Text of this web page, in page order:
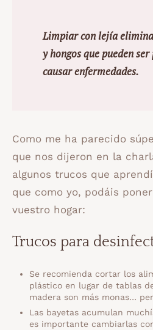
Limpiar con lejía
y hongos que pueden
causar enfermedades.
Como me ha parecido
que nos dijeron en la
algunos trucos que
que como yo, podáis
vuestro hogar:
Trucos para
Se recomienda cortar los
plástico en lugar de tablas
madera son más monas…
Las bayetas acumulan
es importante cambiarlas